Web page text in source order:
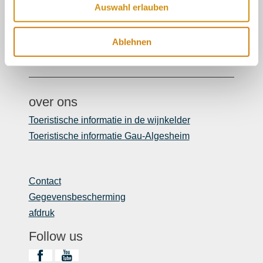
Auswahl erlauben
Ablehnen
Of gewoon per e-mail
touristinformation@ikum-ingelheim.de
over ons
Toeristische informatie in de wijnkelder
Toeristische informatie Gau-Algesheim
Contact
Gegevensbescherming
afdruk
Follow us